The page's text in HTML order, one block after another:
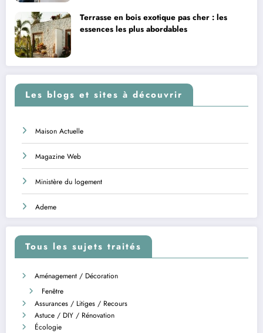
Terrasse en bois exotique pas cher : les
essences les plus abordables
Les blogs et sites à découvrir
Maison Actuelle
Magazine Web
Ministère du logement
Ademe
Tous les sujets traités
Aménagement / Décoration
Fenêtre
Assurances / Litiges / Recours
Astuce / DIY / Rénovation
Écologie